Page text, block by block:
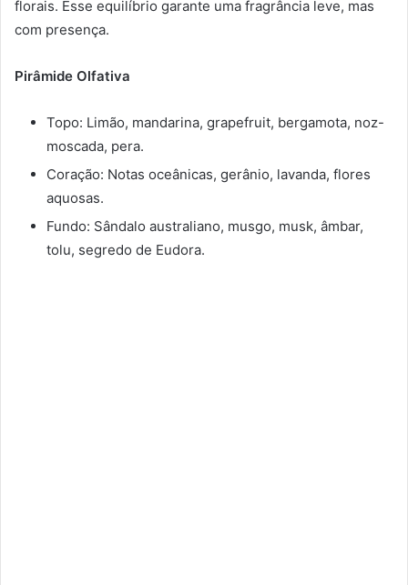
florais. Esse equilíbrio garante uma fragrância leve, mas
com presença.
Pirâmide Olfativa
Topo: Limão, mandarina, grapefruit, bergamota, noz-
moscada, pera.
Coração: Notas oceânicas, gerânio, lavanda, flores
aquosas.
Fundo: Sândalo australiano, musgo, musk, âmbar,
tolu, segredo de Eudora.